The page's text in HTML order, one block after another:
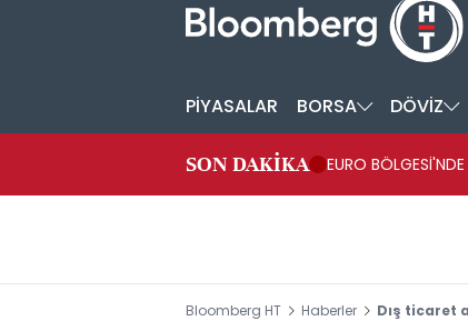
PİYASALAR BORSA DÖVİZ
SON DAKİKA
EURO
Bloomberg HT Haberler Dış ticaret